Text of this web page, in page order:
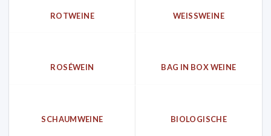
ROTWEINE WEISSWEINE
ROSÉWEIN BAG IN BOX WEINE
SCHAUMWEINE BIOLOGISCHE